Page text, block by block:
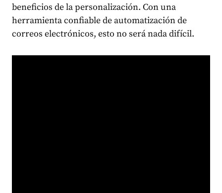
beneficios de la personalización. Con una
herramienta confiable de automatización de
correos electrónicos, esto no será nada difícil.